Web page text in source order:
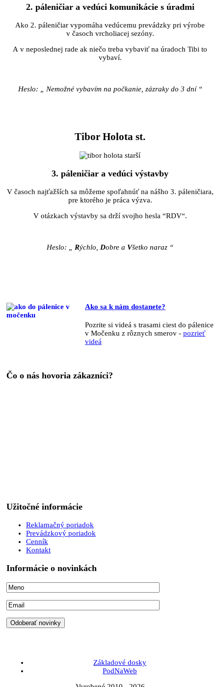
2. páleničiar a vedúci komunikácie s úradmi
Ako 2. páleničiar vypomáha vedúcemu prevádzky pri výrobe
v časoch vrcholiacej sezóny.
A v neposlednej rade ak niečo treba vybaviť na úradoch Tibi to
vybaví.
Heslo: „ Nemožné vybavím na počkanie, zázraky do 3 dní “
Tibor Holota st.
3. páleničiar a vedúci výstavby
V časoch najťažších sa môžeme spoľahnúť na nášho 3. páleničiara,
pre ktorého je práca výzva.
V otázkach výstavby sa drží svojho hesla “RDV“.
Heslo: „ Rýchlo, Dobre a Všetko naraz “
Ako sa k nám dostanete?
Pozrite si videá s trasami ciest do pálenice
v Močenku z rôznych smerov - pozrieť
videá
Čo o nás hovoria zákazníci?
Užitočné informácie
Reklamačný poriadok
Prevádzkový poriadok
Cenník
Kontakt
Informácie o novinkách
Základové dosky
PodNaWeb